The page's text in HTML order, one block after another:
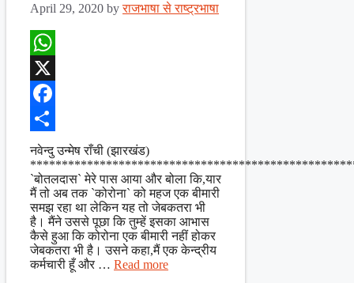
April 29, 2020 byराजभाषा से राष्ट्रभाषा
WhatsApp
X
Facebook
Share
नवेन्दु उन्मेष राँची (झारखंड)
`बोतलदास` मेरे पास आया और बोला कि,यार
मैं तो अब तक `कोरोना` को महज एक बीमारी
समझ रहा था लेकिन यह तो जेबकतरा भी
है। मैंने उससे पूछा कि तुम्हें इसका आभास
कैसे हुआ कि कोरोना एक बीमारी नहीं होकर
जेबकतरा भी है। उसने कहा,मैं एक केन्द्रीय
कर्मचारी हूँ और … Read more